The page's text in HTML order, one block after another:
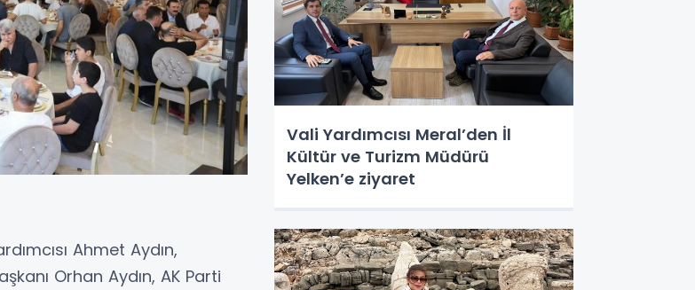
Ahmet Aydın,
Orhan Aydın, AK Parti
Vali Yardımcısı Meral’den İl
Kültür ve Turizm Müdürü
Yelken’e ziyaret